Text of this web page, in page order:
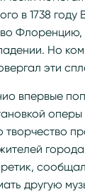
в 1738 году
Флоренцию,
Но
эти
впервые
оперы
творчество
другую